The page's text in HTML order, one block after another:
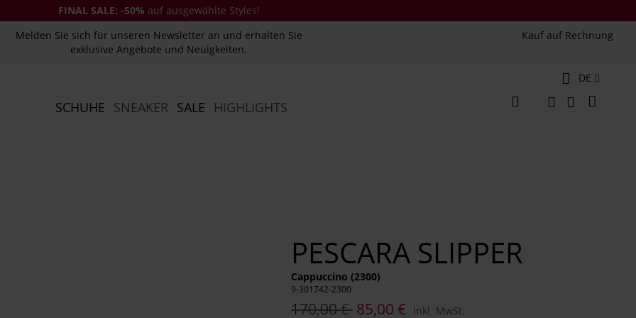
FINAL SALE: -50% auf ausgewählte Styles!
Melden Sie sich für unseren Newsletter an und erhalten Sie
exklusive Angebote und Neuigkeiten.
Kauf auf Rechnung
Sprache
DE
Veränderung
SCHUHE SNEAKER SALE HIGHLIGHTS
PESCARA SLIPPER
Cappuccino (2300)
9-301742-2300
170,00 € 85,00 € Inkl. MwSt.